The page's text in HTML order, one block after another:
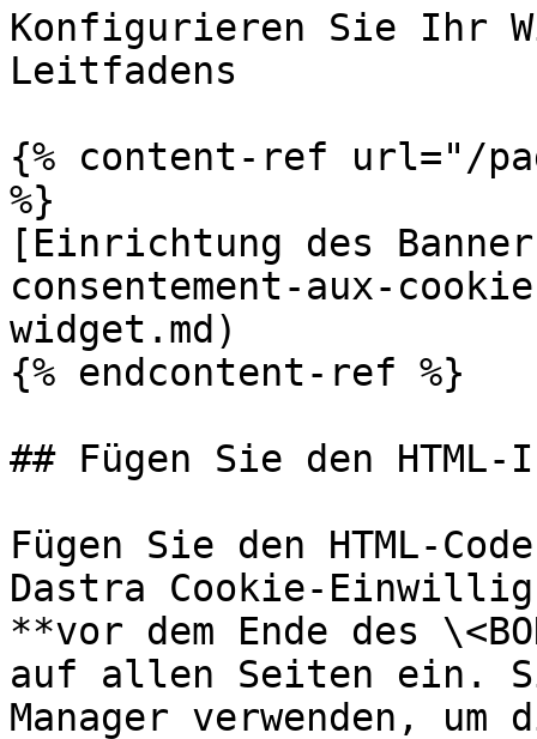
Konfigurieren Sie Ihr
Leitfadens
{% content-ref url="/
%}
[Einrichtung des
consentement-aux-
widget.md)
{% endcontent-ref %}
## Fügen Sie den
Fügen Sie den HTML-
Dastra Cookie-
**vor dem Ende des
auf allen Seiten ein.
Manager verwenden, um